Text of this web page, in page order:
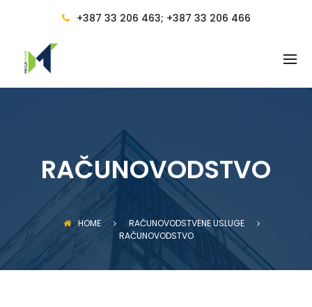
+387 33 206 463; +387 33 206 466
RAČUNOVODSTVO
HOME
RAČUNOVODSTVENE USLUGE
RAČUNOVODSTVO
RAČUNOVODSTVENE USLUGE
RAČUNOVODSTVO
RAČUNOVODSTVENO
SAVJETOVANJE
PRAVILNICI
OBUKA ZA RAD NA RAČUNARU
CIJENE I POGODNOSTI